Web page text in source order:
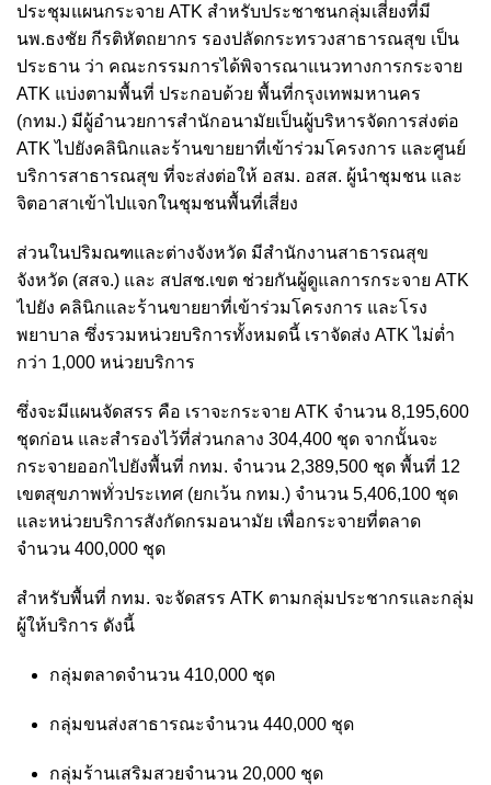
ประชุมแผนกระจาย ATK สำหรับประชาชนกลุ่มเสี่ยงที่มี
นพ.ธงชัย กีรติหัตถยากร รองปลัดกระทรวงสาธารณสุข เป็น
ประธาน ว่า คณะกรรมการได้พิจารณาแนวทางการกระจาย
ATK แบ่งตามพื้นที่ ประกอบด้วย พื้นที่กรุงเทพมหานคร
(กทม.) มีผู้อำนวยการสำนักอนามัยเป็นผู้บริหารจัดการส่งต่อ
ATK ไปยังคลินิกและร้านขายยาที่เข้าร่วมโครงการ และศูนย์
บริการสาธารณสุข ที่จะส่งต่อให้ อสม. อสส. ผู้นำชุมชน และ
จิตอาสาเข้าไปแจกในชุมชนพื้นที่เสี่ยง
ส่วนในปริมณฑและต่างจังหวัด มีสำนักงานสาธารณสุข
จังหวัด (สสจ.) และ สปสช.เขต ช่วยกันผู้ดูแลการกระจาย ATK
ไปยัง คลินิกและร้านขายยาที่เข้าร่วมโครงการ และโรง
พยาบาล ซึ่งรวมหน่วยบริการทั้งหมดนี้ เราจัดส่ง ATK ไม่ต่ำ
กว่า 1,000 หน่วยบริการ
ซึ่งจะมีแผนจัดสรร คือ เราจะกระจาย ATK จำนวน 8,195,600
ชุดก่อน และสำรองไว้ที่ส่วนกลาง 304,400 ชุด จากนั้นจะ
กระจายออกไปยังพื้นที่ กทม. จำนวน 2,389,500 ชุด พื้นที่ 12
เขตสุขภาพทั่วประเทศ (ยกเว้น กทม.) จำนวน 5,406,100 ชุด
และหน่วยบริการสังกัดกรมอนามัย เพื่อกระจายที่ตลาด
จำนวน 400,000 ชุด
สำหรับพื้นที่ กทม. จะจัดสรร ATK ตามกลุ่มประชากรและกลุ่ม
ผู้ให้บริการ ดังนี้
กลุ่มตลาดจำนวน 410,000 ชุด
กลุ่มขนส่งสาธารณะจำนวน 440,000 ชุด
กลุ่มร้านเสริมสวยจำนวน 20,000 ชุด